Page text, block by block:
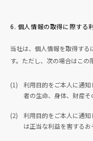
6. 個人情報の取得に際する
当社は、個人情報を取得す
す。ただし、次の場合はこの
(1)
利用目的をご本人に通
者の生命、身体、財産
(2)
利用目的をご本人に通
は正当な利益を害する